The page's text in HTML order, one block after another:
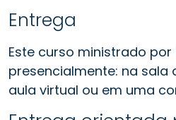
Entrega
Este curso ministrado
presencialmente: na sala
aula virtual ou em uma